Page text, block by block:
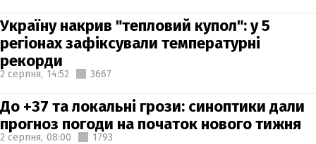
Україну накрив "тепловий купол": у 5
регіонах зафіксували температурні
рекорди
2 серпня, 14:52 3667
До +37 та локальні грози: синоптики дали
прогноз погоди на початок нового тижня
2 серпня, 08:00 1793